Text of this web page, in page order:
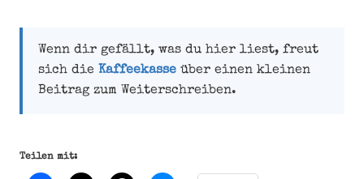
Wenn dir gefällt, was du hier liest, freut
sich die Kaffeekasseüber einen kleinen
Beitrag zum Weiterschreiben.
Teilen mit: